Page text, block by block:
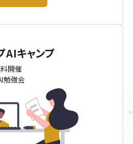
AIキャンプ
開催
勉強会